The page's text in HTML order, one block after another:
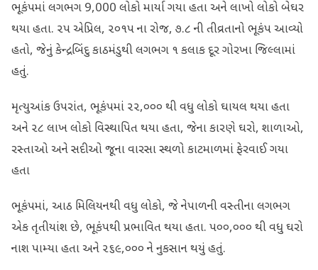
ભૂકંપમાં લગભગ 9,000 લોકો માર્યા ગયા હતા અને લાખો લોકો બેઘર
થયા હતા. ૨૫ એપ્રિલ, ૨૦૧૫ ના રોજ, ૭.૮ ની તીવ્રતાનો ભૂકંપ આવ્યો
હતો, જેનું કેન્દ્રબિંદુ કાઠમંડુથી લગભગ ૧ કલાક દૂર ગોરખા જિલ્લામાં
હતું.
મૃત્યુઆંક ઉપરાંત, ભૂકંપમાં ૨૨,૦૦૦ થી વધુ લોકો ઘાયલ થયા હતા
અને ૨૮ લાખ લોકો વિસ્થાપિત થયા હતા, જેના કારણે ઘરો, શાળાઓ,
રસ્તાઓ અને સદીઓ જૂના વારસા સ્થળો કાટમાળમાં ફેરવાઈ ગયા
હતા
ભૂકંપમાં, આઠ મિલિયનથી વધુ લોકો, જે નેપાળની વસ્તીના લગભગ
એક તૃતીયાંશ છે, ભૂકંપથી પ્રભાવિત થયા હતા. ૫૦૦,૦૦૦ થી વધુ ઘરો
નાશ પામ્યા હતા અને ૨૬૯,૦૦૦ ને નુકસાન થયું હતું.